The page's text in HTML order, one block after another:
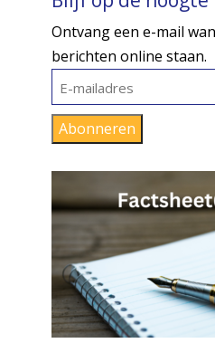
Ontvang een e-mail
berichten online staan.
E-
mailadres
Abonneren